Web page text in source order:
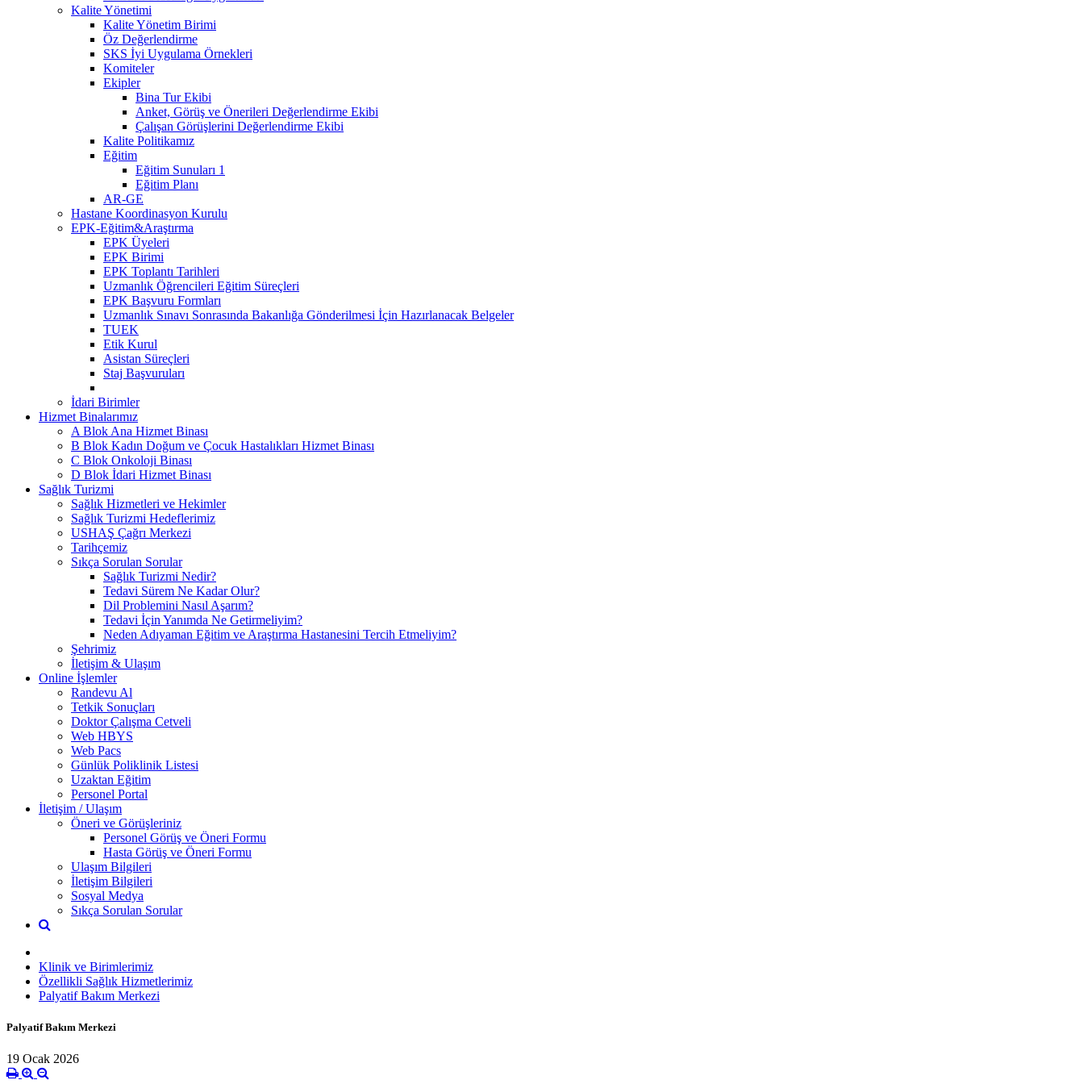
Kalite Yönetimi
Kalite Yönetim Birimi
Öz Değerlendirme
SKS İyi Uygulama Örnekleri
Komiteler
Ekipler
Bina Tur Ekibi
Anket, Görüş ve Önerileri Değerlendirme Ekibi
Çalışan Görüşlerini Değerlendirme Ekibi
Kalite Politikamız
Eğitim
Eğitim Sunuları 1
Eğitim Planı
AR-GE
Hastane Koordinasyon Kurulu
EPK-Eğitim&Araştırma
EPK Üyeleri
EPK Birimi
EPK Toplantı Tarihleri
Uzmanlık Öğrencileri Eğitim Süreçleri
EPK Başvuru Formları
Uzmanlık Sınavı Sonrasında Bakanlığa Gönderilmesi İçin Hazırlanacak Belgeler
TUEK
Etik Kurul
Asistan Süreçleri
Staj Başvuruları
İdari Birimler
Hizmet Binalarımız
A Blok Ana Hizmet Binası
B Blok Kadın Doğum ve Çocuk Hastalıkları Hizmet Binası
C Blok Onkoloji Binası
D Blok İdari Hizmet Binası
Sağlık Turizmi
Sağlık Hizmetleri ve Hekimler
Sağlık Turizmi Hedeflerimiz
USHAŞ Çağrı Merkezi
Tarihçemiz
Sıkça Sorulan Sorular
Sağlık Turizmi Nedir?
Tedavi Sürem Ne Kadar Olur?
Dil Problemini Nasıl Aşarım?
Tedavi İçin Yanımda Ne Getirmeliyim?
Neden Adıyaman Eğitim ve Araştırma Hastanesini Tercih Etmeliyim?
Şehrimiz
İletişim & Ulaşım
Online İşlemler
Randevu Al
Tetkik Sonuçları
Doktor Çalışma Cetveli
Web HBYS
Web Pacs
Günlük Poliklinik Listesi
Uzaktan Eğitim
Personel Portal
İletişim / Ulaşım
Öneri ve Görüşleriniz
Personel Görüş ve Öneri Formu
Hasta Görüş ve Öneri Formu
Ulaşım Bilgileri
İletişim Bilgileri
Sosyal Medya
Sıkça Sorulan Sorular
Klinik ve Birimlerimiz
Özellikli Sağlık Hizmetlerimiz
Palyatif Bakım Merkezi
Palyatif Bakım Merkezi
19 Ocak 2026